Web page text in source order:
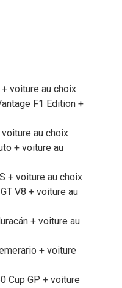
voiture au choix
F1 Edition +
voiture au choix
+ voiture au
+ voiture au choix
V8 + voiture au
+ voiture au
+ voiture
Cup GP + voiture